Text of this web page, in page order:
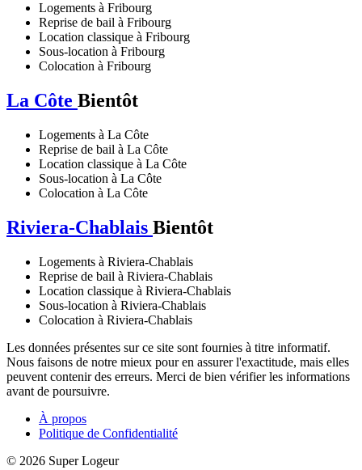
Logements à Fribourg
Reprise de bail à Fribourg
Location classique à Fribourg
Sous-location à Fribourg
Colocation à Fribourg
La Côte Bientôt
Logements à La Côte
Reprise de bail à La Côte
Location classique à La Côte
Sous-location à La Côte
Colocation à La Côte
Riviera-Chablais Bientôt
Logements à Riviera-Chablais
Reprise de bail à Riviera-Chablais
Location classique à Riviera-Chablais
Sous-location à Riviera-Chablais
Colocation à Riviera-Chablais
Les données présentes sur ce site sont fournies à titre informatif.
Nous faisons de notre mieux pour en assurer l'exactitude, mais elles
peuvent contenir des erreurs. Merci de bien vérifier les informations
avant de poursuivre.
À propos
Politique de Confidentialité
© 2026 Super Logeur